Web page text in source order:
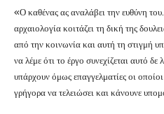
«Ο καθένας ας αναλάβει την ευθύνη
αρχαιολογία κοιτάζει τη δική της
από την κοινωνία και αυτή τη στιγμή
να λέμε ότι το έργο συνεχίζεται αυτό δε
υπάρχουν όμως επαγγελματίες οι
γρήγορα να τελειώσει και κάνουνε